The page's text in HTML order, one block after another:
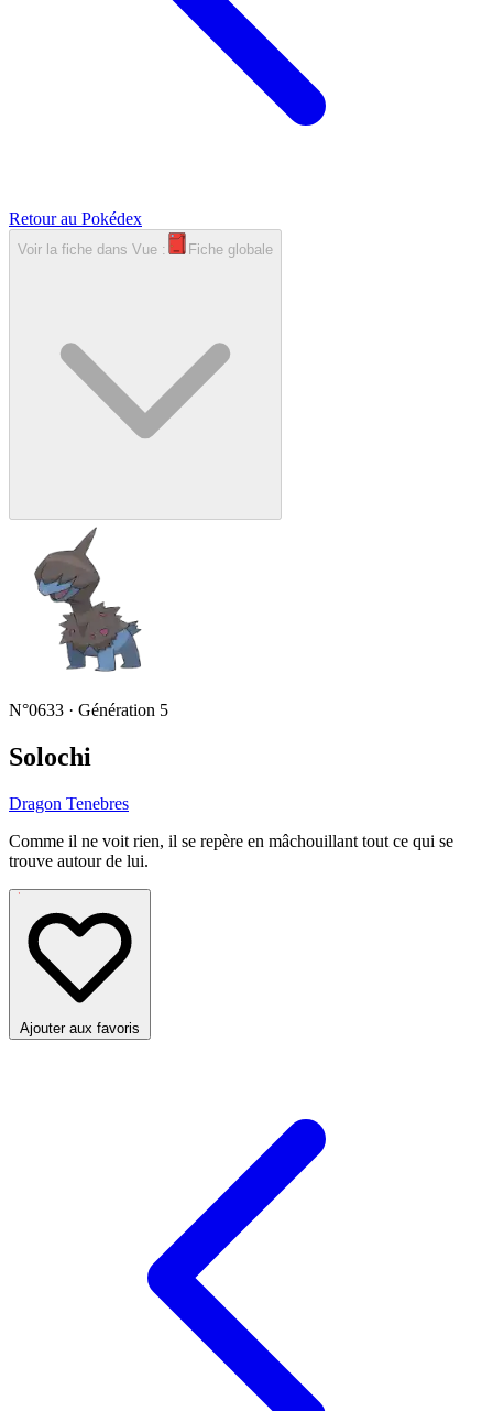
Retour au Pokédex
Voir la fiche dans Vue : Fiche globale
N°0633 · Génération 5
Solochi
Dragon Tenebres
Comme il ne voit rien, il se repère en mâchouillant tout ce qui se
trouve autour de lui.
Ajouter aux favoris